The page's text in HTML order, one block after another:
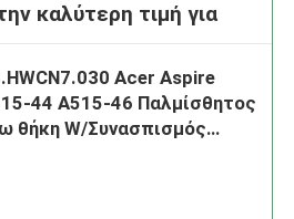
καλύτερη τιμή για
Acer Aspire
44 A515-46 Παλμίσθητος
θήκη W/Συνασπισμός